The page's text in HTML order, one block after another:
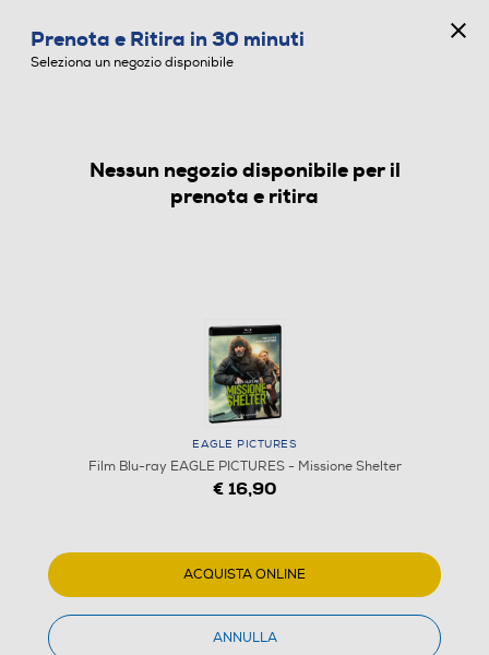
FILM BLU-RAY
Prenota e Ritira in 30 minuti
Seleziona un negozio disponibile
Nessun negozio disponibile per il
prenota e ritira
EAGLE PICTURES
Film Blu-ray EAGLE PICTURES - Missione Shelter
€ 16,90
ACQUISTA ONLINE
ANNULLA